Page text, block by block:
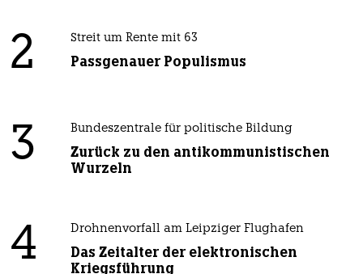
2 Streit um Rente mit 63
Passgenauer Populismus
3 Bundeszentrale für politische Bildung
Zurück zu den antikommunistischen
Wurzeln
4 Drohnenvorfall am Leipziger Flughafen
Das Zeitalter der elektronischen
Kriegsführung